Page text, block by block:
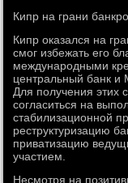
Кипр на грани
Кипр оказался на
смог избежать его
международными
центральный банк
Для получения этих
согласиться на
стабилизационной
реструктуризацию
приватизацию
участием.
Несмотря на